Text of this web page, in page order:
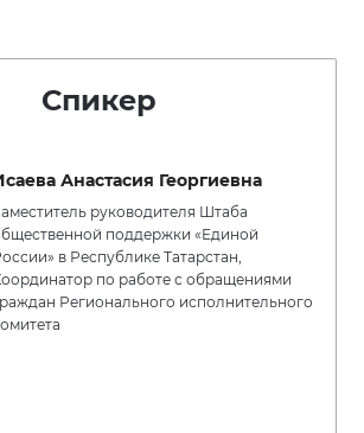
Спикер
Анастасия Георгиевна
руководителя Штаба
поддержки «Единой
в Республике Татарстан,
по работе с обращениями
Регионального исполнительного